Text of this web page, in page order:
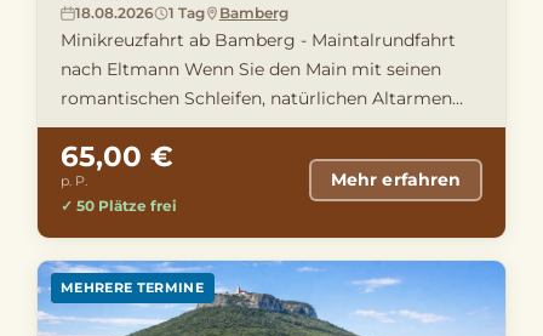
18.08.2026 1 Tag Bamberg
Minikreuzfahrt ab Bamberg - Maintalrundfahrt
nach Eltmann Wenn Sie den Main mit seinen
romantischen Schleifen, natürlichen Altarmen
und typisch fränkischen Orts …
65,00 €
p. P.
✓ 50 Plätze frei
Mehr erfahren
LAST MINUTE
MEHRERE TERMINE